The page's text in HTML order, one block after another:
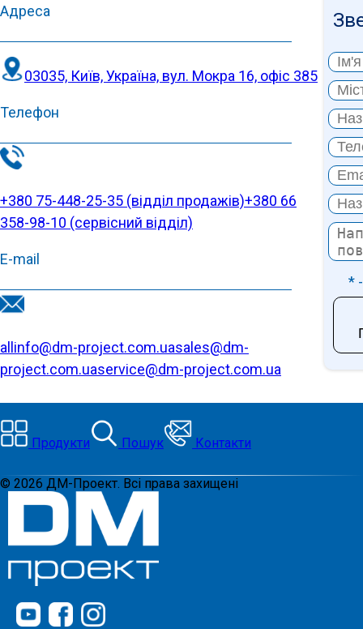
Адреса
03035, Київ, Україна, вул. Мокра 16, офіс 385
Телефон
+380 75-448-25-35 (відділ продажів)+380 66
358-98-10 (cервісний відділ)
E-mail
allinfo@dm-project.com.uasales@dm-
project.com.uaservice@dm-project.com.ua
*
Продукти Пошук Контакти
© 2026 ДМ-Проект. Всі права захищені